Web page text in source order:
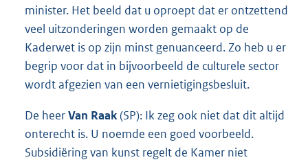
minister. Het beeld dat u oproept dat er ontzettend
veel uitzonderingen worden gemaakt op de
Kaderwet is op zijn minst genuanceerd. Zo heb u er
begrip voor dat in bijvoorbeeld de culturele sector
wordt afgezien van een vernietigingsbesluit.
De heerVan Raak(SP): Ik zeg ook niet dat dit altijd
onterecht is. U noemde een goed voorbeeld.
Subsidiëring van kunst regelt de Kamer niet